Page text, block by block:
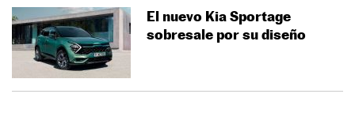
El nuevo Kia Sportage
sobresale por su diseño